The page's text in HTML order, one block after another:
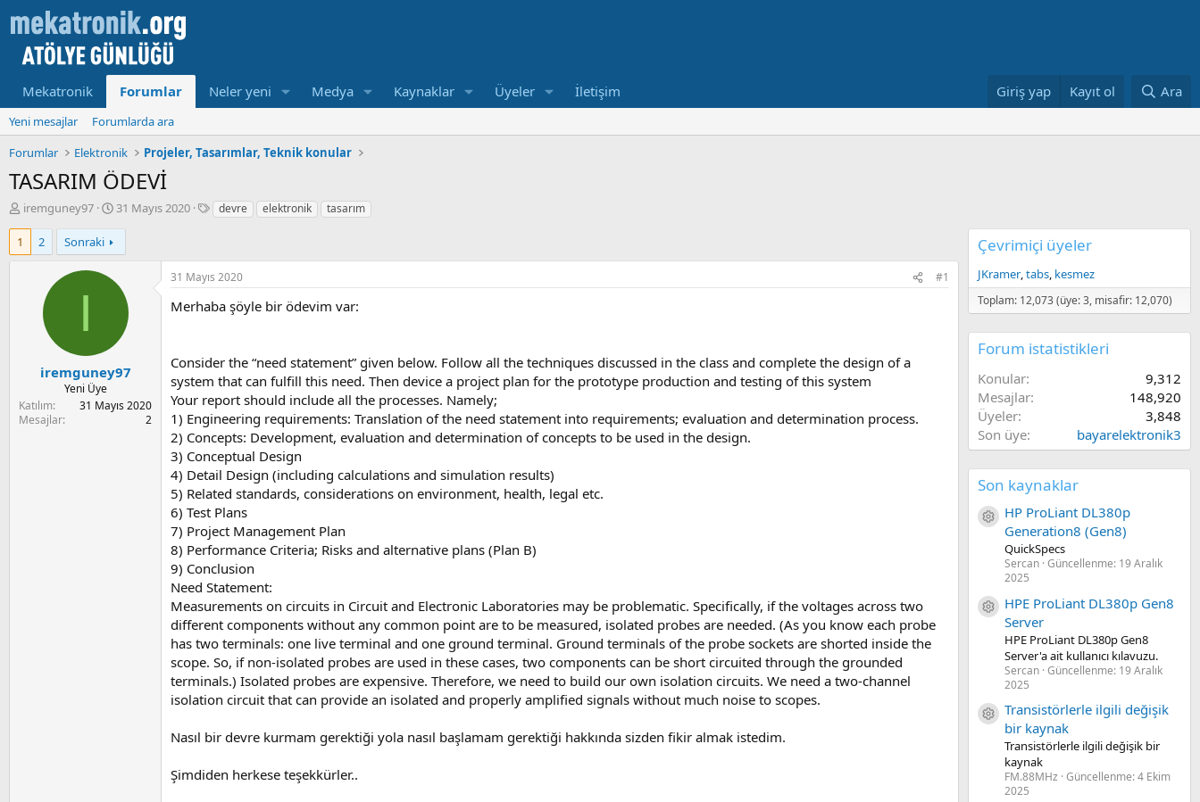
Mekatronik Forumlar Neler yeni Medya Kaynaklar Üyeler İletişim Giriş yap Kayıt ol Ara
Yeni mesajlar
Forumlarda ara
Forumlar
Elektronik Projeler, Tasarımlar, Teknik konular
TASARIM ÖDEVİ
K
u
a
n
iremguney97
B
l
m
a
i
i
31 Mayıs 2020
E
e
t
l
devre elektronik tasarım
1 2 Sonraki
I
iremguney97
Yeni Üye
Katılım
31 Mayıs 2020
Mesajlar
2
31 Mayıs 2020 #1
Merhaba şöyle bir ödevim var:
Consider the “need statement” given below. Follow all the techniques discussed in the class and complete the design of a
system that can fulfill this need. Then device a project plan for the prototype production and testing of this system
Your report should include all the processes. Namely;
1) Engineering requirements: Translation of the need statement into requirements; evaluation and determination process.
2) Concepts: Development, evaluation and determination of concepts to be used in the design.
3) Conceptual Design
4) Detail Design (including calculations and simulation results)
5) Related standards, considerations on environment, health, legal etc.
6) Test Plans
7) Project Management Plan
8) Performance Criteria; Risks and alternative plans (Plan B)
9) Conclusion
Need Statement:
Measurements on circuits in Circuit and Electronic Laboratories may be problematic. Specifically, if the voltages across two
different components without any common point are to be measured, isolated probes are needed. (As you know each probe
has two terminals: one live terminal and one ground terminal. Ground terminals of the probe sockets are shorted inside the
scope. So, if non-isolated probes are used in these cases, two components can be short circuited through the grounded
terminals.) Isolated probes are expensive. Therefore, we need to build our own isolation circuits. We need a two-channel
isolation circuit that can provide an isolated and properly amplified signals without much noise to scopes.
Nasıl bir devre kurmam gerektiği yola nasıl başlamam gerektiği hakkında sizden fikir almak istedim.
Şimdiden herkese teşekkürler..
Çevrimiçi üyeler
JKramer tabs kesmez
Toplam: 12,073 (üye: 3, misafir: 12,070)
Forum istatistikleri
Konular
9,312
Mesajlar
148,920
Üyeler
3,848
Son üye
bayarelektronik3
Son kaynaklar
Kaynak ikon/amblem
HP ProLiant DL380p
Generation8 (Gen8)
QuickSpecs
Sercan Güncellenme: 19 Aralık
2025
Kaynak ikon/amblem
HPE ProLiant DL380p Gen8
Server
HPE ProLiant DL380p Gen8
Server'a ait kullanıcı kılavuzu.
Sercan Güncellenme: 19 Aralık
2025
Kaynak ikon/amblem
Transistörlerle ilgili değişik
bir kaynak
Transistörlerle ilgili değişik bir
kaynak
FM.88MHz Güncellenme:4 Ekim
2025